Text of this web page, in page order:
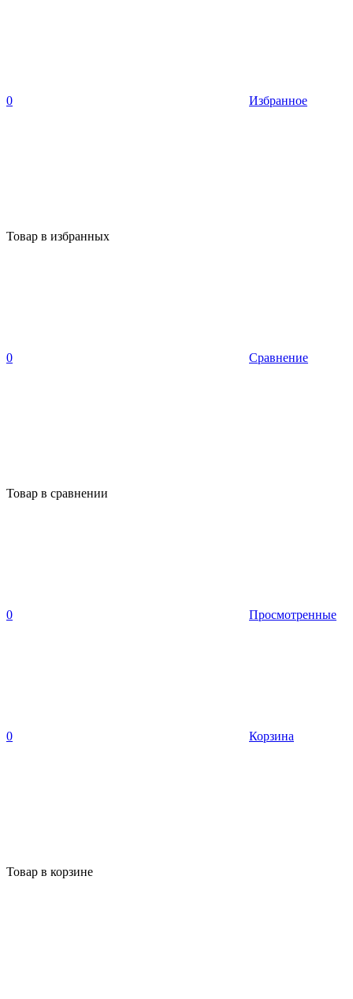
0 Избранное
Товар в избранных
0 Сравнение
Товар в сравнении
0 Просмотренные
0 Корзина
Товар в корзине